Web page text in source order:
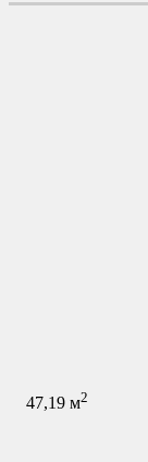
47,19 м2